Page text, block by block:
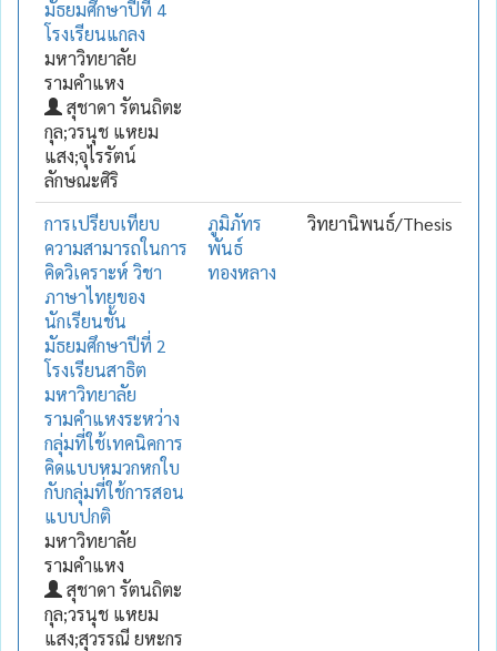
มัธยมศึกษาปีที่ 4
โรงเรียนแกลง
มหาวิทยาลัย
รามคำแหง
สุชาดา รัตนถิตะ
กุล;วรนุช แหยม
แสง;จุไรรัตน์
ลักษณะศิริ
การเปรียบเทียบ
ความสามารถในการ
คิดวิเคราะห์ วิชา
ภาษาไทยของ
นักเรียนชั้น
มัธยมศึกษาปีที่ 2
โรงเรียนสาธิต
มหาวิทยาลัย
รามคำแหงระหว่าง
กลุ่มที่ใช้เทคนิคการ
คิดแบบหมวกหกใบ
กับกลุ่มที่ใช้การสอน
แบบปกติ
มหาวิทยาลัย
รามคำแหง
สุชาดา รัตนถิตะ
กุล;วรนุช แหยม
แสง;สุวรรณี ยหะกร
ภูมิภัทร
พันธ์
ทองหลาง
วิทยานิพนธ์/Thesis